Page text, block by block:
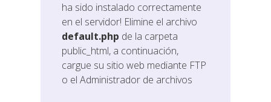
ha sido instalado correctamente
en el servidor! Elimine el archivo
default.php de la carpeta
public_html, a continuación,
cargue su sitio web mediante FTP
o el Administrador de archivos